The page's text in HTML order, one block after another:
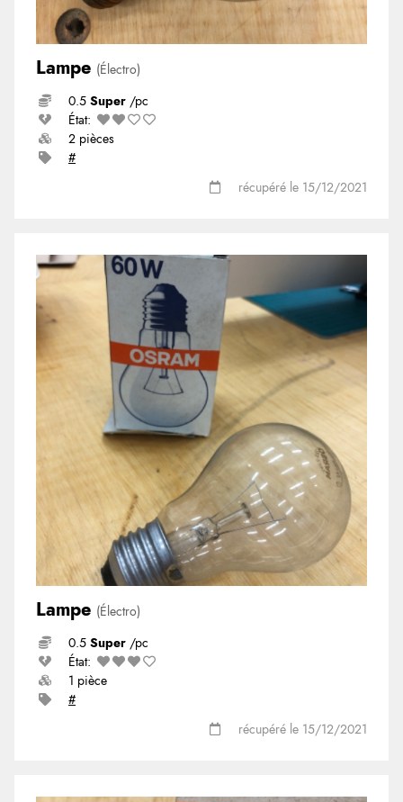
Lampe (Électro)
0.5 Super /pc
État:
2 pièces
#
récupéré le 15/12/2021
Lampe (Électro)
0.5 Super /pc
État:
1 pièce
#
récupéré le 15/12/2021